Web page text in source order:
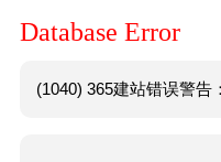
Database Error
(1040) 365建站错误警告